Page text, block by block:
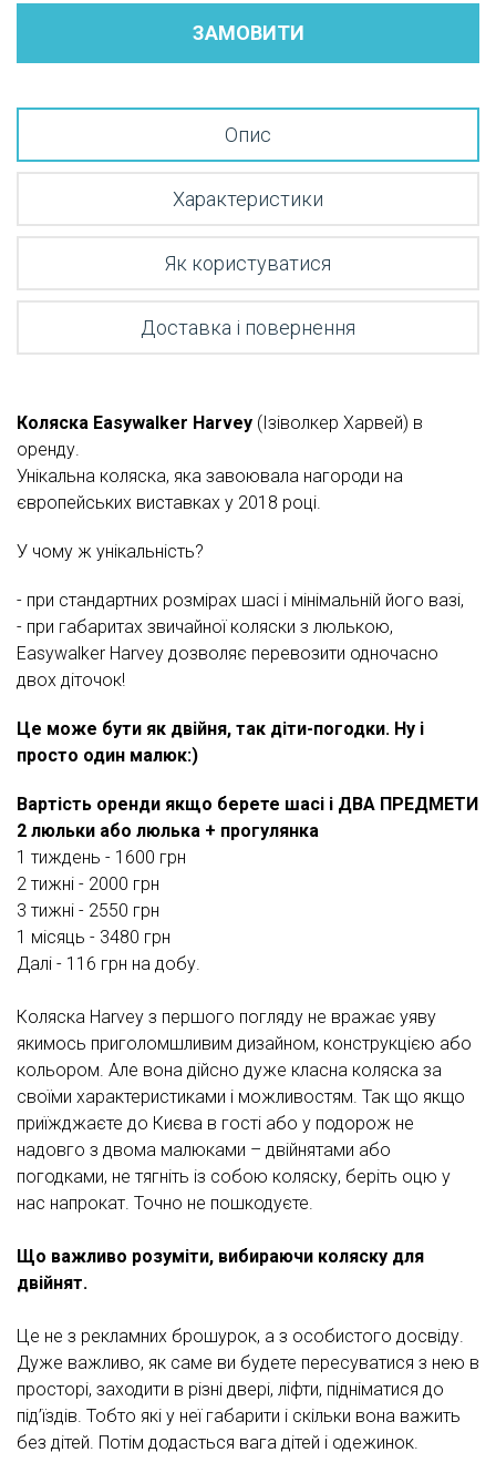
ЗАМОВИТИ
Опис
Характеристики
Як користуватися
Доставка і повернення
Коляска Easywalker Harvey (Ізіволкер Харвей) в
оренду.
Унікальна коляска, яка завоювала нагороди на
європейських виставках у 2018 році.
У чому ж унікальність?
- при стандартних розмірах шасі і мінімальній його вазі,
- при габаритах звичайної коляски з люлькою,
Easywalker Harvey дозволяє перевозити одночасно
двох діточок!
Це може бути як двійня, так діти-погодки. Ну і
просто один малюк:)
Вартість оренди якщо берете шасі і ДВА ПРЕДМЕТИ
2 люльки або люлька + прогулянка
1 тиждень - 1600 грн
2 тижні - 2000 грн
3 тижні - 2550 грн
1 місяць - 3480 грн
Далі - 116 грн на добу.
Коляска Harvey з першого погляду не вражає уяву
якимось приголомшливим дизайном, конструкцією або
кольором. Але вона дійсно дуже класна коляска за
своїми характеристиками і можливостям. Так що якщо
приїжджаєте до Києва в гості або у подорож не
надовго з двома малюками – двійнятами або
погодками, не тягніть із собою коляску, беріть оцю у
нас напрокат. Точно не пошкодуєте.
Що важливо розуміти, вибираючи коляску для
двійнят.
Це не з рекламних брошурок, а з особистого досвіду.
Дуже важливо, як саме ви будете пересуватися з нею в
просторі, заходити в різні двері, ліфти, підніматися до
під’їздів. Тобто які у неї габарити і скільки вона важить
без дітей. Потім додасться вага дітей і одежинок.